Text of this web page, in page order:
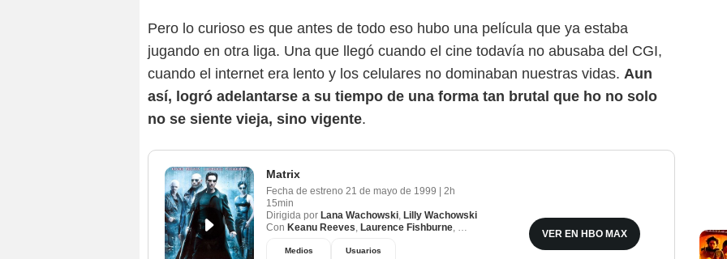
Pero lo curioso es que antes de todo eso hubo una película que ya estaba
jugando en otra liga. Una que llegó cuando el cine todavía no abusaba del CGI,
cuando el internet era lento y los celulares no dominaban nuestras vidas. Aun
así, logró adelantarse a su tiempo de una forma tan brutal que ho no solo
no se siente vieja, sino vigente.
Matrix
Fecha de estreno 21 de mayo de 1999
2h
15min
Dirigida por Lana Wachowski, Lilly Wachowski
Con Keanu Reeves, Laurence Fishburne, Carrie-Anne Moss
Medios Usuarios
VER EN HBO MAX